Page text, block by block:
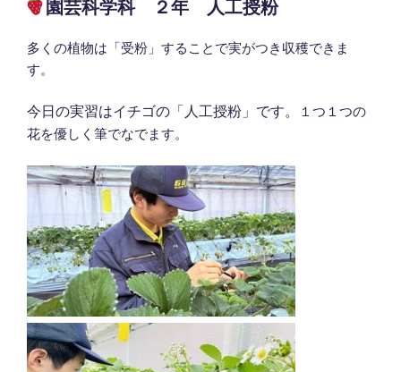
日:
園芸科学科 ２年 人工授粉
多くの植物は「受粉」することで実がつき収穫できま
す。
今日の実習はイチゴの「人工授粉」です。
１つ１つの
花を優しく筆でなでます。